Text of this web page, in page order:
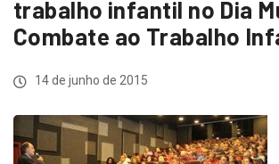
trabalho infantil no Dia
Combate ao Trabalho
14 de junho de 2015